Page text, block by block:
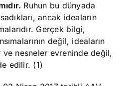
Ruhun bu dünyada
ancak ideaların
Gerçek bilgi,
değil, ideaların
nesneler evreninde değil,
edilir. (1)